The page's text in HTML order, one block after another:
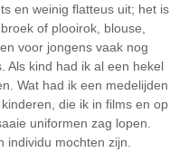
en weinig flatteus uit; het is
of plooirok, blouse,
voor jongens vaak nog
Als kind had ik al een hekel
Wat had ik een medelijden
die ik in films en op
uniformen zag lopen.
individu mochten zijn.